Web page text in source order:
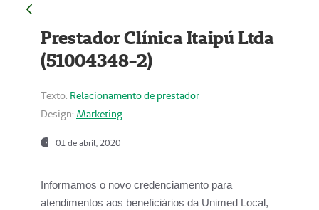
Prestador Clínica Itaipú Ltda
(51004348-2)
Texto: Relacionamento de prestador
Design: Marketing
01 de abril, 2020
Informamos o novo credenciamento para
atendimentos aos beneficiários da Unimed Local,